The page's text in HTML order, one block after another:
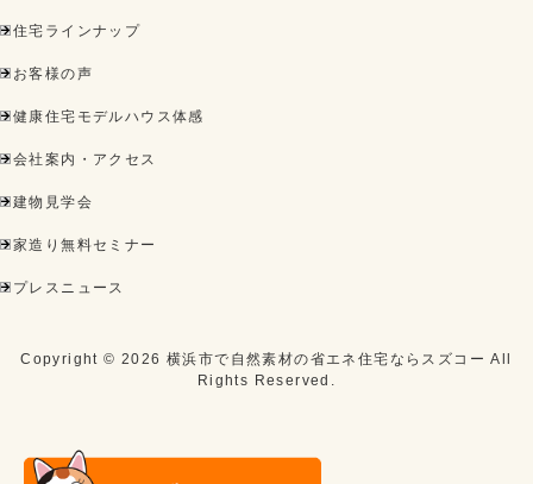
住宅ラインナップ
お客様の声
健康住宅モデルハウス体感
会社案内・アクセス
建物見学会
家造り無料セミナー
プレスニュース
Copyright ©2026横浜市で自然素材の省エネ住宅ならスズコー All
Rights Reserved.